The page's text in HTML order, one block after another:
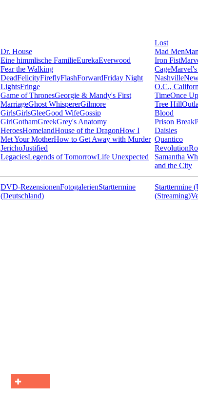
Dr. House
Eine himmlische FamilieEurekaEverwood
Fear the Walking
DeadFelicityFireflyFlashForwardFriday Night
LightsFringe
Game of ThronesGeorgie & Mandy's First
MarriageGhost WhispererGilmore
GirlsGirlsGleeGood WifeGossip
GirlGothamGreekGrey's Anatomy
HeroesHomelandHouse of the DragonHow I
Met Your MotherHow to Get Away with Murder
JerichoJustified
LegaciesLegends of TomorrowLife Unexpected
Lost
Mad Men
Iron Fist
Cage
Nashville
O.C.,
TimeOnce
Tree Hill
Blood
Prison Break
Daisies
Quantico
Revolution
Samantha
and the City
DVD-RezensionenFotogalerienStarttermine
(Deutschland)
Starttermine
(Streaming)